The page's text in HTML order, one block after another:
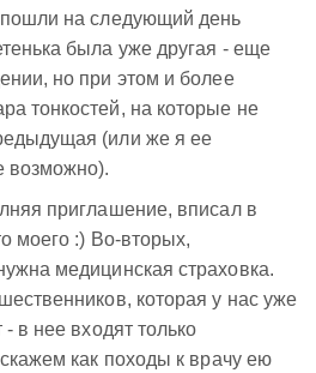
на следующий день
была уже другая - еще
но при этом и более
тонкостей, на которые не
(или же я ее
возможно).
приглашение, вписал в
моего :) Во-вторых,
медицинская страховка.
которая у нас уже
в нее входят только
как походы к врачу ею